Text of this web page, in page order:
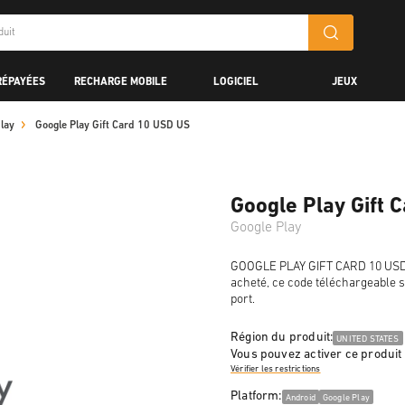
RECHARGE MOBILE LOGICIEL JEUX
Google Play Gift Card 10 USD US
Google Play Gift
Google Play
GOOGLE PLAY GIFT CARD 10
acheté, ce code
port.
Région du produit: UNITED STATES
Vous pouvez activer ce produit
Vérifier les restrictions
Platform: Android Google Play